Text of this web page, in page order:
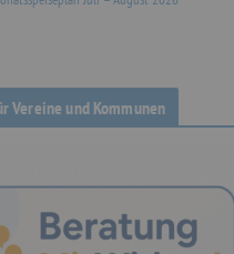
Vereine und Kommunen